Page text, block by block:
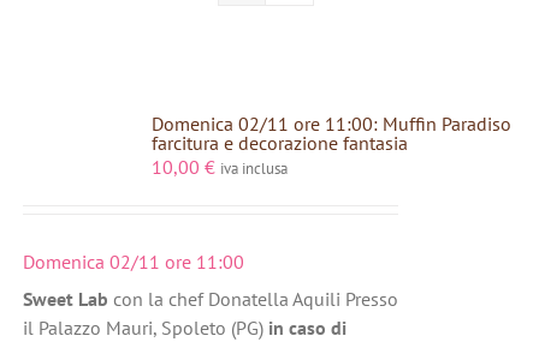
Domenica 02/11 ore 11:00: Muffin Paradiso
farcitura e decorazione fantasia
10,00 € iva inclusa
Domenica 02/11 ore 11:00
Sweet Lab con la chef Donatella Aquili Presso
il Palazzo Mauri, Spoleto (PG) in caso di